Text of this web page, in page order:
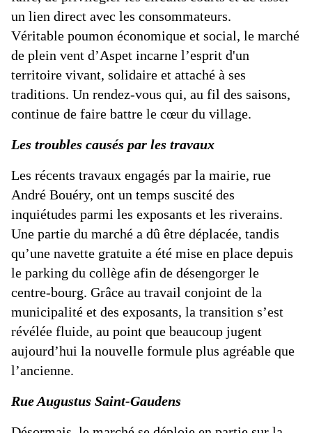
un lien direct avec les consommateurs.
Véritable poumon économique et social, le marché
de plein vent d’Aspet incarne l’esprit d'un
territoire vivant, solidaire et attaché à ses
traditions. Un rendez-vous qui, au fil des saisons,
continue de faire battre le cœur du village.
Les troubles causés par les travaux
Les récents travaux engagés par la mairie, rue
André Bouéry, ont un temps suscité des
inquiétudes parmi les exposants et les riverains.
Une partie du marché a dû être déplacée, tandis
qu’une navette gratuite a été mise en place depuis
le parking du collège afin de désengorger le
centre-bourg. Grâce au travail conjoint de la
municipalité et des exposants, la transition s’est
révélée fluide, au point que beaucoup jugent
aujourd’hui la nouvelle formule plus agréable que
l’ancienne.
Rue Augustus Saint-Gaudens